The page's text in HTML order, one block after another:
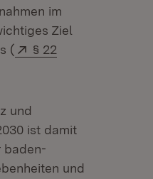
im
Ziel
(
Extern:
§ 22
und
ist damit
baden-
und